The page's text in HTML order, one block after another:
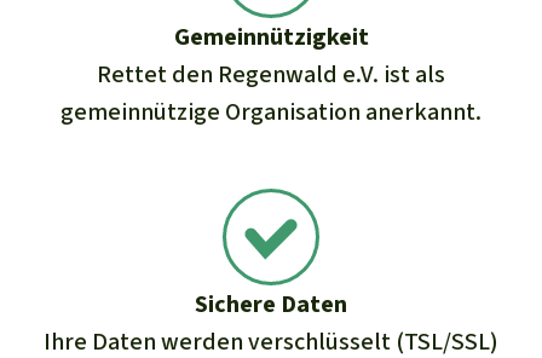
Gemeinnützigkeit
Rettet den Regenwald e.V. ist als
gemeinnützige Organisation anerkannt.
Sichere Daten
Ihre Daten werden verschlüsselt (TSL/SSL)